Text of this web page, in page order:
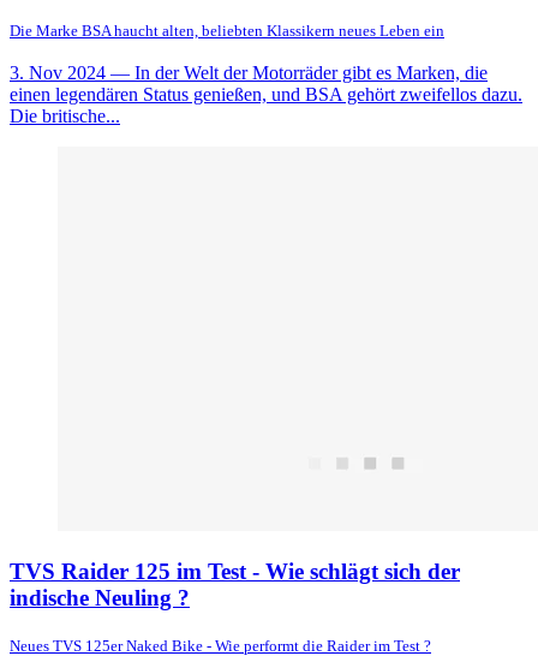
Die Marke BSA haucht alten, beliebten Klassikern neues Leben ein
3. Nov 2024 — In der Welt der Motorräder gibt es Marken, die
einen legendären Status genießen, und BSA gehört zweifellos dazu.
Die britische...
TVS Raider 125 im Test - Wie schlägt sich der
indische Neuling ?
Neues TVS 125er Naked Bike - Wie performt die Raider im Test ?